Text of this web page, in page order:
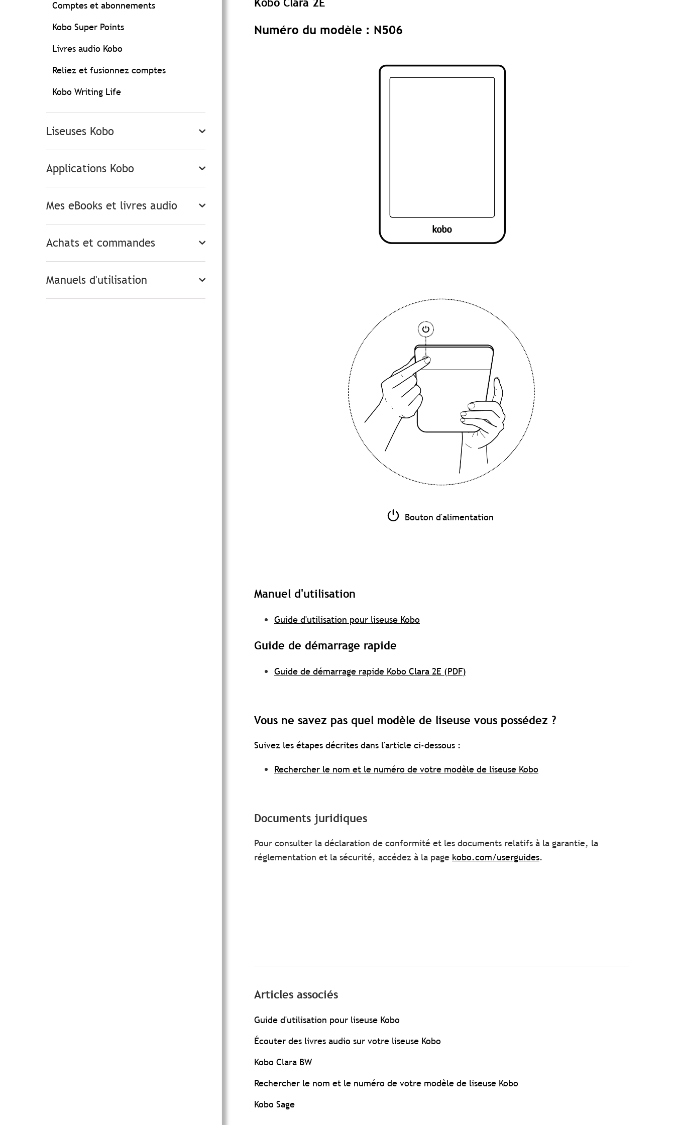
Comptes et abonnements
Kobo Super Points
Livres audio Kobo
Reliez et fusionnez comptes
Kobo Writing Life
Liseuses Kobo
Applications Kobo
Mes eBooks et livres audio
Achats et commandes
Manuels d'utilisation
Kobo Clara 2E
Numéro du modèle : N506
Bouton d'alimentation
Manuel d'utilisation
Guide d'utilisation pour liseuse Kobo
Guide de démarrage rapide
Guide de démarrage rapide Kobo Clara 2E (PDF)
Vous ne savez pas quel modèle de liseuse vous possédez ?
Suivez les étapes décrites dans l'article ci-dessous :
Rechercher le nom et le numéro de votre modèle de liseuse Kobo
Documents juridiques
Pour consulter la déclaration de conformité et les documents relatifs à la garantie, la
réglementation et la sécurité, accédez à la page kobo.com/userguides.
Articles associés
Guide d'utilisation pour liseuse Kobo
Écouter des livres audio sur votre liseuse Kobo
Kobo Clara BW
Rechercher le nom et le numéro de votre modèle de liseuse Kobo
Kobo Sage